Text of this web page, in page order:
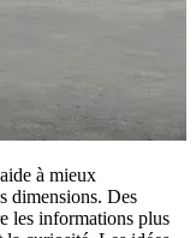
à mieux
dimensions. Des
les informations plus